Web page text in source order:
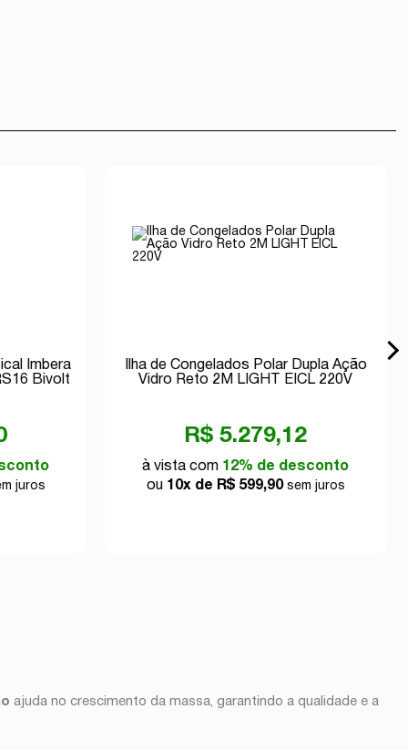
Imbera
Bivolt
juros
Ilha de Congelados Polar Dupla Ação
Vidro Reto 2M LIGHT EICL 220V
R$ 5.279,12
à vista com 12% de desconto
ou 10x de R$ 599,90sem juros
ajuda no crescimento da massa, garantindo a qualidade e a